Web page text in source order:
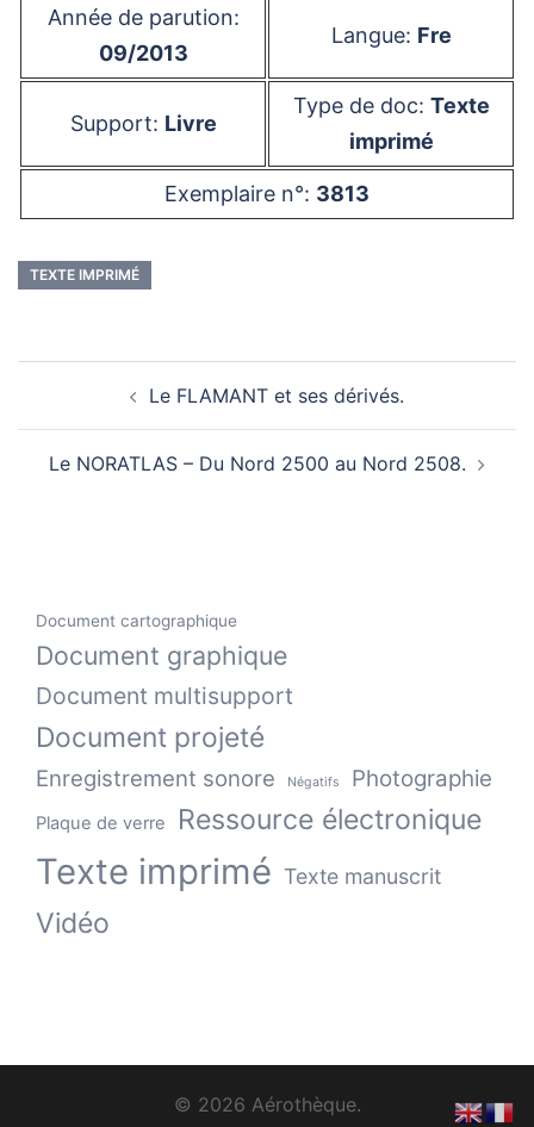
Année de parution:
09/2013
Langue: Fre
Support: Livre
Type de doc: Texte
imprimé
Exemplaire n°: 3813
TEXTE IMPRIMÉ
Le FLAMANT et ses dérivés.
Le NORATLAS – Du Nord 2500 au Nord 2508.
Document cartographique
Document graphique
Document multisupport
Document projeté
Enregistrement sonore Négatifs Photographie
Plaque de verre Ressource électronique
Texte imprimé Texte manuscrit
Vidéo
© 2026 Aérothèque.